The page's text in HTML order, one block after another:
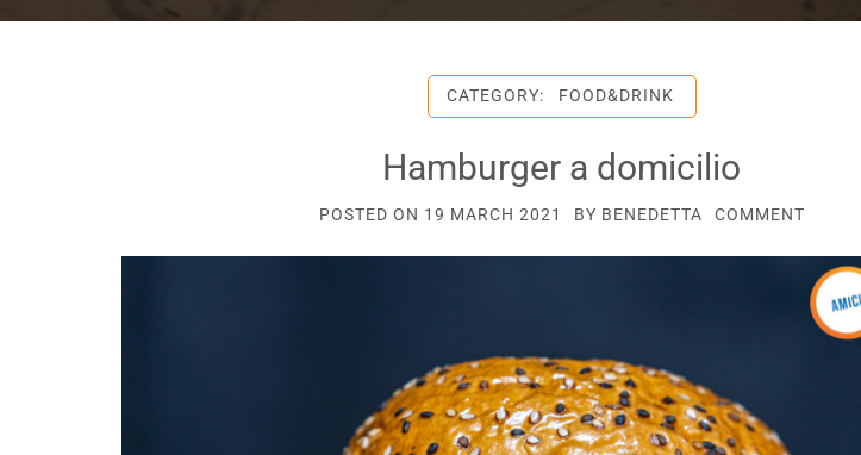
CATEGORY: FOOD&DRINK
Hamburger a domicilio
POSTED ON 19 MARCH 2021 BY BENEDETTA COMMENT